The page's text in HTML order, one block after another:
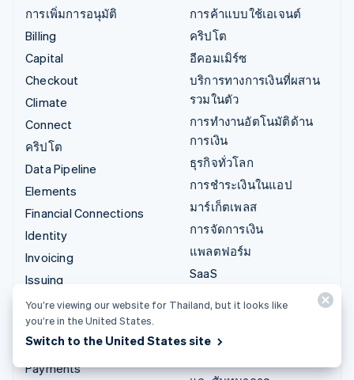
การเพิ่มการอนุมัติ
Billing
Capital
Checkout
Climate
Connect
คริปโต
Data Pipeline
Elements
Financial Connections
Identity
Invoicing
Issuing
Link
Managed Payments
ลิงก์ชำระเงิน
Payments
การค้าแบบใช้เอเจนต์
คริปโต
อีคอมเมิร์ซ
บริการทางการเงินที่ผสาน
รวมในตัว
การทำงานอัตโนมัติด้าน
การเงิน
ธุรกิจทั่วโลก
การชำระเงินในแอป
มาร์เก็ตเพลส
การจัดการเงิน
แพลตฟอร์ม
SaaS
เกม
You’re viewing our website for Thailand, but it looks like
you’re in the United States.
Switch to the United States site